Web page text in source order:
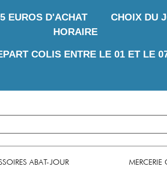
EUROS D'ACHAT CHOIX DU
HORAIRE
COLIS ENTRE LE 01 ET LE
ABAT-JOUR MERCERIE